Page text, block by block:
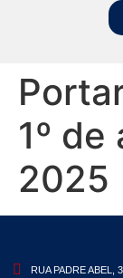
1º
2025
RUA PADRE ABEL,